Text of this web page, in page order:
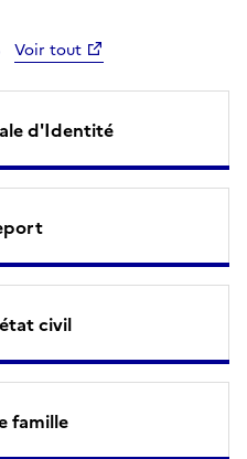
Voir tout
d'Identité
civil
famille